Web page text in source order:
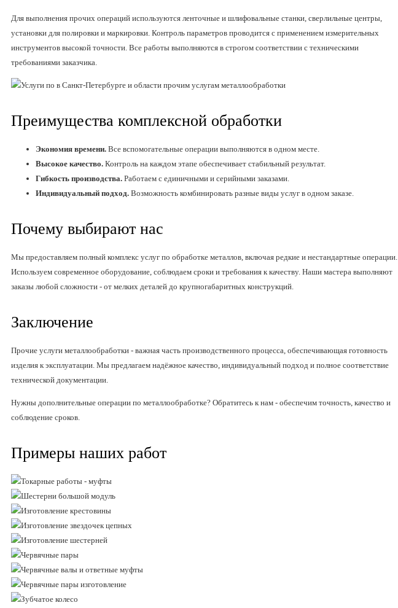
Для выполнения прочих операций используются ленточные и шлифовальные станки, сверлильные центры,
установки для полировки и маркировки. Контроль параметров проводится с применением измерительных
инструментов высокой точности. Все работы выполняются в строгом соответствии с техническими
требованиями заказчика.
Преимущества комплексной обработки
Экономия времени. Все вспомогательные операции выполняются в одном месте.
Высокое качество. Контроль на каждом этапе обеспечивает стабильный результат.
Гибкость производства. Работаем с единичными и серийными заказами.
Индивидуальный подход. Возможность комбинировать разные виды услуг в одном заказе.
Почему выбирают нас
Мы предоставляем полный комплекс услуг по обработке металлов, включая редкие и нестандартные операции.
Используем современное оборудование, соблюдаем сроки и требования к качеству. Наши мастера выполняют
заказы любой сложности - от мелких деталей до крупногабаритных конструкций.
Заключение
Прочие услуги металлообработки - важная часть производственного процесса, обеспечивающая готовность
изделия к эксплуатации. Мы предлагаем надёжное качество, индивидуальный подход и полное соответствие
технической документации.
Нужны дополнительные операции по металлообработке? Обратитесь к нам - обеспечим точность, качество и
соблюдение сроков.
Примеры наших работ